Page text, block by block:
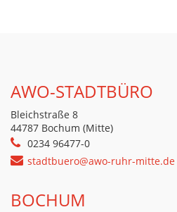
AWO-STADTBÜRO
Bleichstraße 8
44787 Bochum (Mitte)
0234 96477-0
stadtbuero@awo-ruhr-mitte.de
BOCHUM